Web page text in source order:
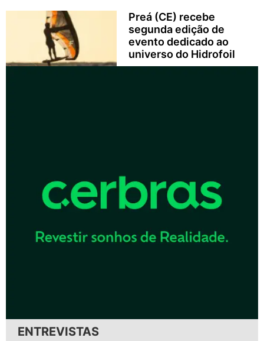
Preá (CE) recebe
segunda edição de
evento dedicado ao
universo do Hidrofoil
ENTREVISTAS